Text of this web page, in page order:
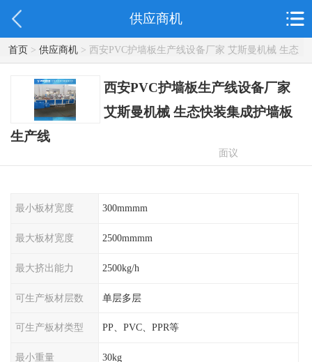
供应商机
首页> 供应商机> 西安PVC护墙板生产线设备厂家 艾斯曼机械 生态
快装集成护墙板生产线
西安PVC护墙板生产线设备厂家
艾斯曼机械 生态快装集成护墙板
生产线
面议
最小板材宽度 300mmmm
最大板材宽度 2500mmmm
最大挤出能力 2500kg/h
可生产板材层数 单层多层
可生产板材类型 PP、PVC、PPR等
最小重量 30kg